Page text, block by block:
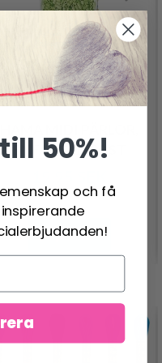
ENFÄRG, 1000 ST
Se produkt
50%!
och få